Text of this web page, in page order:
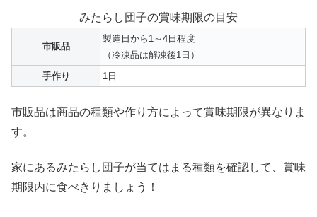
みたらし団子の賞味期限の目安
市販品
製造日から1～4日程度
（冷凍品は解凍後1日）
手作り
1日
市販品は商品の種類や作り方によって賞味期限が異なりま
す。
家にあるみたらし団子が当てはまる種類を確認して、賞味
期限内に食べきりましょう！